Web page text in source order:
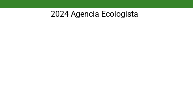
2024 Agencia Ecologista